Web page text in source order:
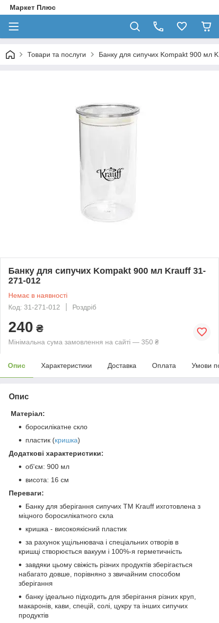
Маркет Плюс
Товари та послуги Банку для сипучих Kompakt 900 мл
Банку для сипучих Kompakt 900 мл Krauff 31-
271-012
Немає в наявності
Код: 31-271-012
Роздріб
240 ₴
Мінімальна сума замовлення на сайті — 350 ₴
Опис Характеристики Доставка Оплата Умови
Опис
Матеріал:
боросилікатне скло
пластик (кришка)
Додаткові характеристики:
об'єм: 900 мл
висота: 16 см
Переваги:
Банку для зберігання сипучих ТМ Krauff ихготовлена з
міцного боросилікатного скла
кришка - високоякісний пластик
за рахунок ущільнювача і спеціальних отворів в
кришці створюється вакуум і 100%-я герметичність
завдяки цьому свіжість різних продуктів зберігається
набагато довше, порівняно з звичайним способом
зберігання
банку ідеально підходить для зберігання різних круп,
макаронів, кави, спецій, солі, цукру та інших сипучих
продуктів